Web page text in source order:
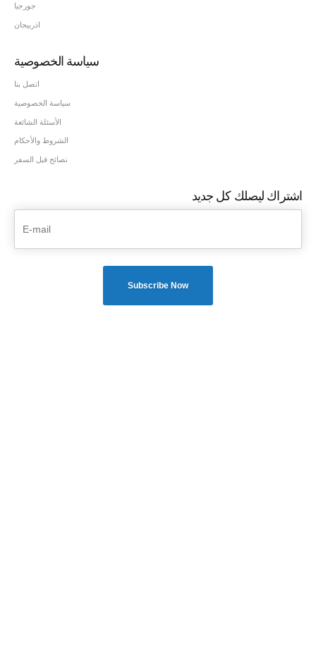
جورجيا
اذربيجان
سياسة الخصوصية
اتصل بنا
سياسة الخصوصية
الأسئلة الشائعة
الشروط والأحكام
نصائح قبل السفر
اشتراك ليصلك كل جديد